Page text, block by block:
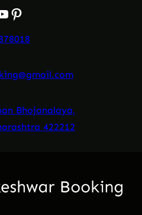
Pinterest
Bhojanalaya,
422212